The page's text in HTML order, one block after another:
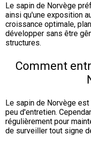
Le sapin de Norvège
ainsi qu'une exposition
croissance optimale,
développer sans être
structures.
Comment
Le sapin de Norvège
peu d'entretien.
régulièrement pour
de surveiller tout signe